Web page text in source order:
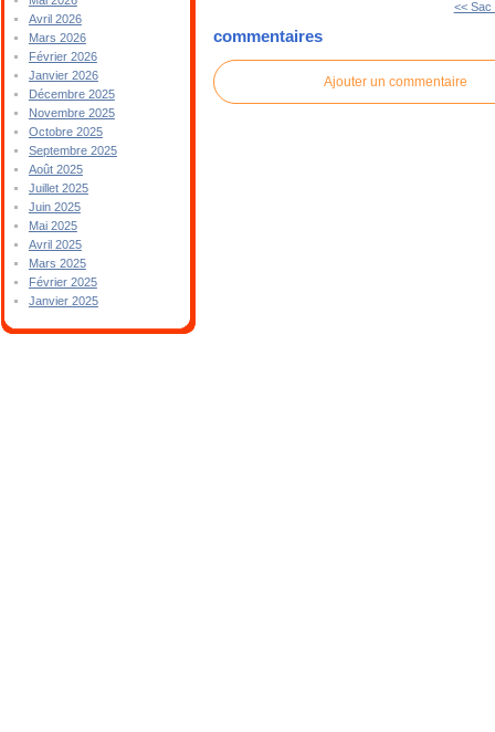
Avril 2026
Mars 2026
Février 2026
Janvier 2026
Décembre 2025
Novembre 2025
Octobre 2025
Septembre 2025
Août 2025
Juillet 2025
Juin 2025
Mai 2025
Avril 2025
Mars 2025
Février 2025
Janvier 2025
<< Sac
commentaires
Ajouter un commentaire